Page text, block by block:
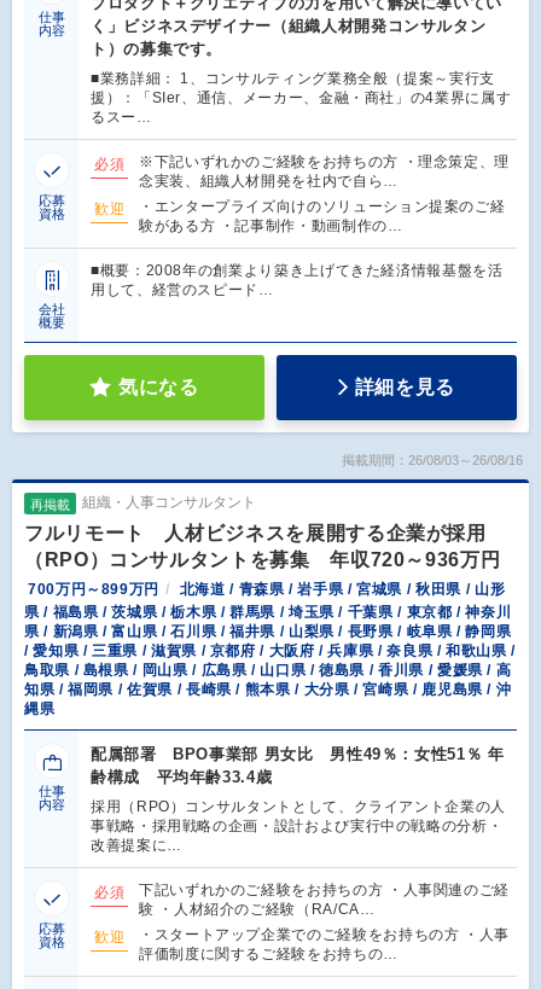
仕事
内容
く」ビジネスデザイナー（組織人材開発コンサルタン
ト）の募集です。
■業務詳細： 1、コンサルティング業務全般（提案～実行支
援）：「SIer、通信、メーカー、金融・商社」の4業界に属す
るスー…
応募
資格
必須
※下記いずれかのご経験をお持ちの方 ・理念策定、理
念実装、組織人材開発を社内で自ら…
歓迎
・エンタープライズ向けのソリューション提案のご経
験がある方 ・記事制作・動画制作の…
会社
概要
■概要：2008年の創業より築き上げてきた経済情報基盤を活
用して、経営のスピード…
気になる 詳細を見る
掲載期間：26/08/03～26/08/16
再掲載 組織・人事コンサルタント
フルリモート 人材ビジネスを展開する企業が採用
（RPO）コンサルタントを募集 年収720～936万円
700万円～899万円
北海道 / 青森県 / 岩手県 / 宮城県 / 秋田県 / 山形
県 / 福島県 / 茨城県 / 栃木県 / 群馬県 / 埼玉県 / 千葉県 / 東京都 / 神奈川
県 / 新潟県 / 富山県 / 石川県 / 福井県 / 山梨県 / 長野県 / 岐阜県 / 静岡県
/ 愛知県 / 三重県 / 滋賀県 / 京都府 / 大阪府 / 兵庫県 / 奈良県 / 和歌山県 /
鳥取県 / 島根県 / 岡山県 / 広島県 / 山口県 / 徳島県 / 香川県 / 愛媛県 / 高
知県 / 福岡県 / 佐賀県 / 長崎県 / 熊本県 / 大分県 / 宮崎県 / 鹿児島県 / 沖
縄県
仕事
内容
配属部署 BPO事業部 男女比 男性49％：女性51％ 年
齢構成 平均年齢33.4歳
採用（RPO）コンサルタントとして、クライアント企業の人
事戦略・採用戦略の企画・設計および実行中の戦略の分析・
改善提案に…
応募
資格
必須
下記いずれかのご経験をお持ちの方 ・人事関連のご経
験 ・人材紹介のご経験（RA/CA…
歓迎
・スタートアップ企業でのご経験をお持ちの方 ・人事
評価制度に関するご経験をお持ちの…